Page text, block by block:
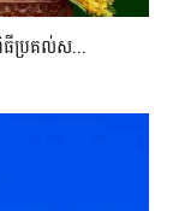
ធីប្រគល់ស...